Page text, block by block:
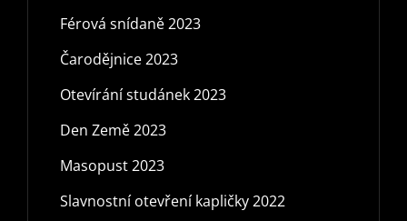
Férová snídaně 2023
Čarodějnice 2023
Otevírání studánek 2023
Den Země 2023
Masopust 2023
Slavnostní otevření kapličky 2022